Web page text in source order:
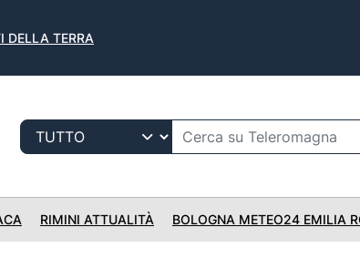
DELLA TERRA
RIMINI ATTUALITÀ BOLOGNA METEO24 EMILIA